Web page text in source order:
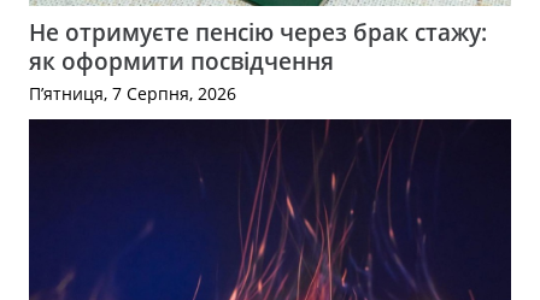
Не отримуєте пенсію через брак стажу:
як оформити посвідчення
П’ятниця, 7 Серпня, 2026